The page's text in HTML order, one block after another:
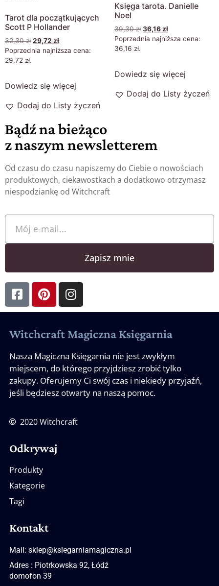
Tarot dla początkujących
Scott P Hollander
32,30zł 29,72 zł
Poprzednia najniższa cena:
29,72 zł.
Dowiedz się więcej
Dodaj do Listy życzeń
Księga tarota. Danielle
Noel
39,30zł 36,16 zł
Poprzednia najniższa cena:
36,16 zł.
Dowiedz się więcej
Dodaj do Listy życzeń
Bądź na bieżąco
z naszym newsletterem
Od czasu do czasu napiszemy do Ciebie o nowościach
produktowych, ciekawostkach a dodatkowo otrzymasz
niespodziankę od Witchcraft
Zapisz mnie
Witchcraft Magiczna Księgarnia
Nasza Magiczna Księgarnia nie jest zwykłym
miejscem, do którego przyjdziesz zrobić tylko
zakupy. Oferujemy Ci swój czas i niekiedy przyjaźń,
jeśli będziesz otwarty na naszą pomoc.
2020 Witchcraft
Odkrywaj
Produkty
Kategorie
Tagi
Kontakt
Mail: sklep@ksiegarniamagiczna.pl
Adres : Piotrkowska 92, Łódź
domofon 39